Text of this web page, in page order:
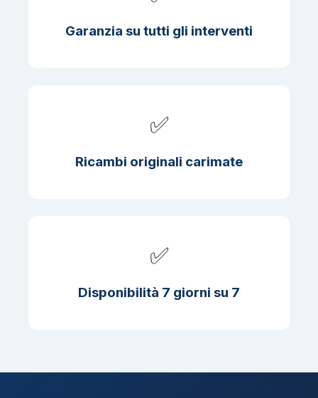
Garanzia su tutti gli interventi
✅
Ricambi originali carimate
✅
Disponibilità 7 giorni su 7